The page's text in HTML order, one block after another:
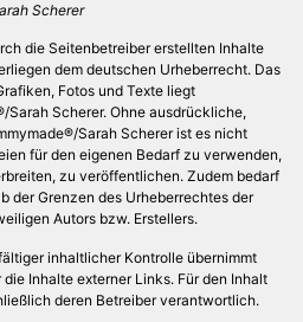
Scherer
die Seitenbetreiber erstellten Inhalte
dem deutschen Urheberrecht. Das
Fotos und Texte liegt
Scherer. Ohne ausdrückliche,
Sarah Scherer ist es nicht
für den eigenen Bedarf zu verwenden,
zu veröffentlichen. Zudem bedarf
der Grenzen des Urheberrechtes der
Autors bzw. Erstellers.
inhaltlicher Kontrolle übernimmt
Inhalte externer Links. Für den Inhalt
deren Betreiber verantwortlich.